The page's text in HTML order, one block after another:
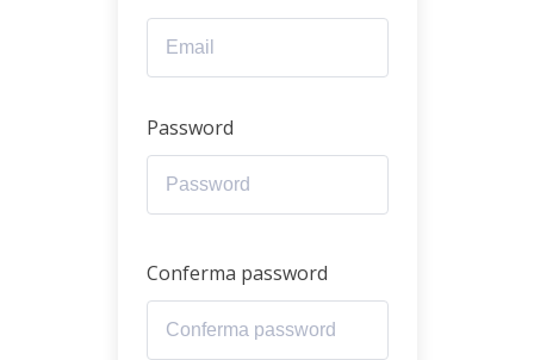
Password
Conferma password